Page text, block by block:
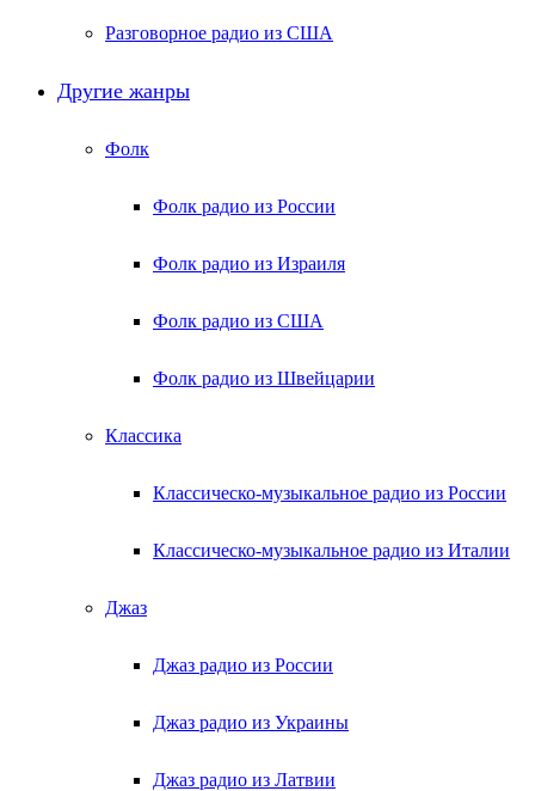
Разговорное радио из США
Другие жанры
Фолк
Фолк радио из России
Фолк радио из Израиля
Фолк радио из США
Фолк радио из Швейцарии
Классика
Классическо-музыкальное радио из России
Классическо-музыкальное радио из Италии
Джаз
Джаз радио из России
Джаз радио из Украины
Джаз радио из Латвии